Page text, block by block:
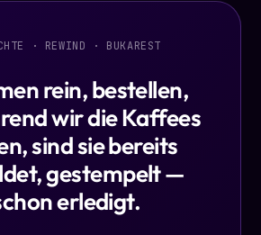
· REWIND · BUKAREST
rein, bestellen,
wir die Kaffees
sind sie bereits
gestempelt —
erledigt.